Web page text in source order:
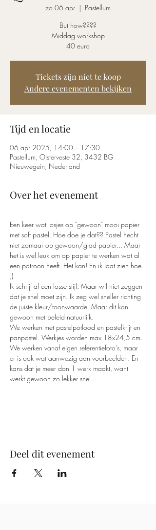
zo 06 apr
  |
Pastellum
But how????
Middag workshop
40 euro
Tickets zijn niet te koop
Andere evenementen bekijken
Tijd en locatie
06 apr 2025, 14:00 – 17:30
Pastellum, Olsterveste 32, 3432 BG
Nieuwegein, Nederland
Over het evenement
Een keer wat losjes op "gewoon" mooi papier
met soft pastel. Hoe doe je dat?? Pastel hecht
niet zomaar op gewoon/glad papier... Maar
het is wel leuk om op papier te werken wat al
een patroon heeft. Het kan! En ik laat zien hoe
;)
Ik schrijf al een losse stijl. Maar wil niet zeggen
dat je snel moet zijn. Ik zeg wel sneller richting
de juiste kleur/toonwaarde. Maar dit kan
gewoon met beleid natuurlijk.
We werken met pastelpotlood en pastelkrijt en
panpastel. Werkjes worden max 18x24,5 cm.
We werken vanaf eigen referentiefoto's, maar
er is ook wat aanwezig aan voorbeelden. En
kans dat je meer dan 1 werk maakt, want
werkt gewoon zo lekker snel...
Deel dit evenement